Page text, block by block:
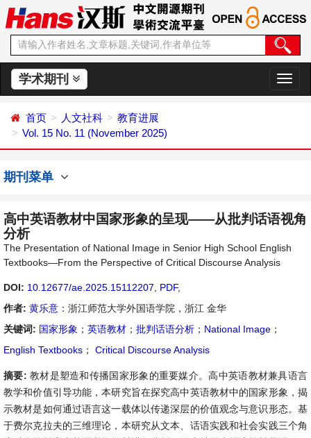
学术期刊
切
换
首页 人文社科
教育进展
Vol. 15 No. 11 (November 2025)
期刊菜单
高中英语教材中国家形象的呈现——从批判话语视角
分析
The Presentation of National Image in Senior High School English
Textbooks—From the Perspective of Critical Discourse Analysis
DOI: 10.12677/ae.2025.15112207 PDF,
作者: 黄乐意 ：浙江师范大学外国语学院，浙江 金华
关键词: 国家形象 ； 英语教材 ； 批判话语分析 ； National Image ；
English Textbooks ； Critical Discourse Analysis
摘要: 教材是塑造和传播国家形象的重要媒介。高中英语教材兼具语言
教学和价值引导功能，本研究旨在探究高中英语教材中的国家形象，揭
示教材是如何通过语言这一载体以传递深层的价值观念与意识形态。基
于费尔克拉夫的三维理论，本研究从文本、话语实践和社会实践三个角